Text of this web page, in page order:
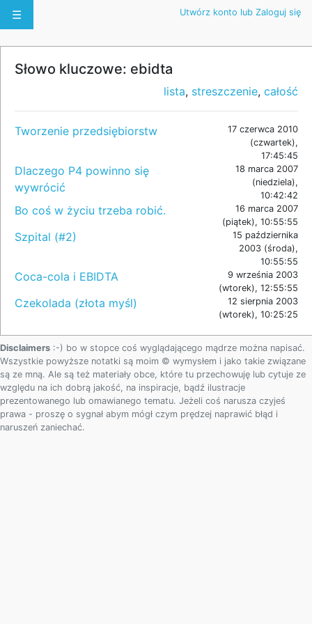
☰ Utwórz konto lub Zaloguj się
Słowo kluczowe: ebidta
lista, streszczenie, całość
Tworzenie przedsiębiorstw
17 czerwca 2010
(czwartek),
17:45:45
Dlaczego P4 powinno się
wywrócić
18 marca 2007
(niedziela),
10:42:42
Bo coś w życiu trzeba robić.
16 marca 2007
(piątek), 10:55:55
Szpital (#2)
15 października
2003 (środa),
10:55:55
Coca-cola i EBIDTA
9 września 2003
(wtorek), 12:55:55
Czekolada (złota myśl)
12 sierpnia 2003
(wtorek), 10:25:25
Disclaimers :-) bo w stopce coś wyglądającego mądrze można napisać.
Wszystkie powyższe notatki są moim © wymysłem i jako takie związane
są ze mną. Ale są też materiały obce, które tu przechowuję lub cytuje ze
względu na ich dobrą jakość, na inspiracje, bądź ilustracje
prezentowanego lub omawianego tematu. Jeżeli coś narusza czyjeś
prawa - proszę o sygnał abym mógł czym prędzej naprawić błąd i
naruszeń zaniechać.